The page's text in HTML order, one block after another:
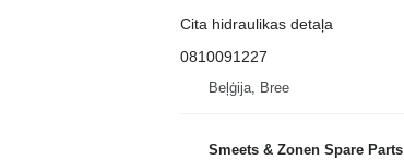
Cita hidraulikas detaļa
0810091227
Beļģija, Bree
Smeets & Zonen Spare Parts